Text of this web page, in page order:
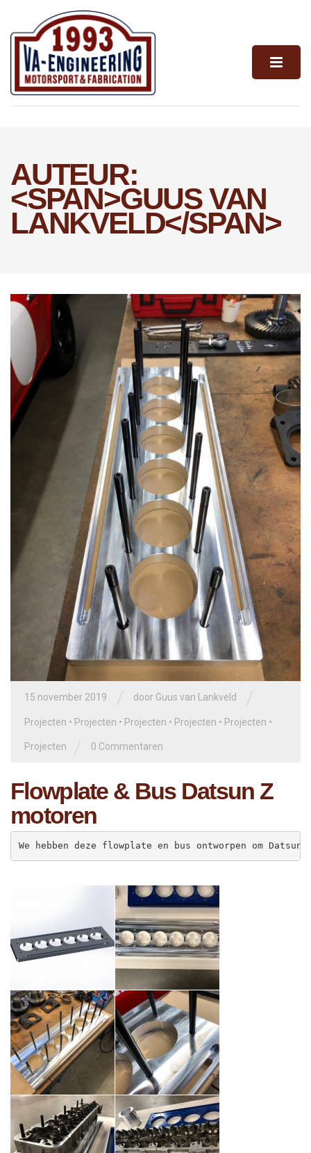
AUTEUR:
<SPAN>GUUS VAN
LANKVELD</SPAN>
15 november 2019 door Guus van Lankveld
Projecten • Projecten • Projecten • Projecten • Projecten •
Projecten 0 Commentaren
Flowplate & Bus Datsun Z
motoren
We hebben deze flowplate en bus ontworpen om